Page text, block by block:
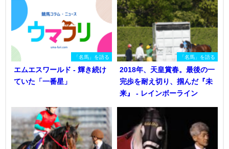
「名馬」を語る
エムエスワールド - 輝き続け
ていた「一番星」
「名馬」を語る
2018年、天皇賞春。最後の一
完歩を耐え切り、掴んだ『未
来』 - レインボーライン